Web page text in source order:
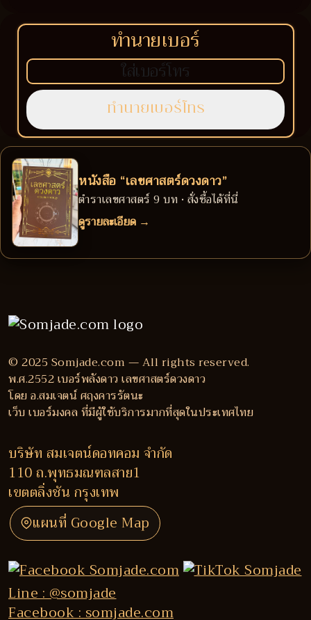
ทำนายเบอร์
หนังสือ “เลขศาสตร์ดวงดาว”
ตำราเลขศาสตร์ 9 บท • สั่งซื้อได้ที่นี่
ดูรายละเอียด →
© 2025 Somjade.com — All rights reserved.
พ.ศ.2552 เบอร์พลังดาว เลขศาสตร์ดวงดาว
โดย อ.สมเจตน์ ศฤงคารรัตนะ
เว็บ เบอร์มงคล ที่มีผู้ใช้บริการมากที่สุดในประเทศไทย
บริษัท สมเจตน์ดอทคอม จำกัด
110 ถ.พุทธมณฑลสาย1
เขตตลิ่งชัน กรุงเทพ
แผนที่ Google Map
Line : @somjade
Facebook : somjade.com